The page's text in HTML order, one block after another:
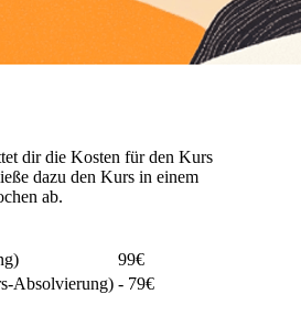
dir die Kosten für den Kurs
dazu den Kurs in einem
ab.
99€
Absolvierung) - 79€